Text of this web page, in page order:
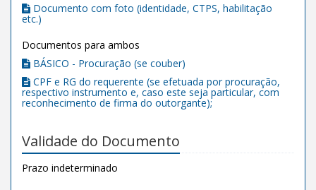
Documento com foto (identidade, CTPS, habilitação
etc.)
Documentos para ambos
BÁSICO - Procuração (se couber)
CPF e RG do requerente (se efetuada por procuração,
respectivo instrumento e, caso este seja particular, com
reconhecimento de firma do outorgante);
Validade do Documento
Prazo indeterminado